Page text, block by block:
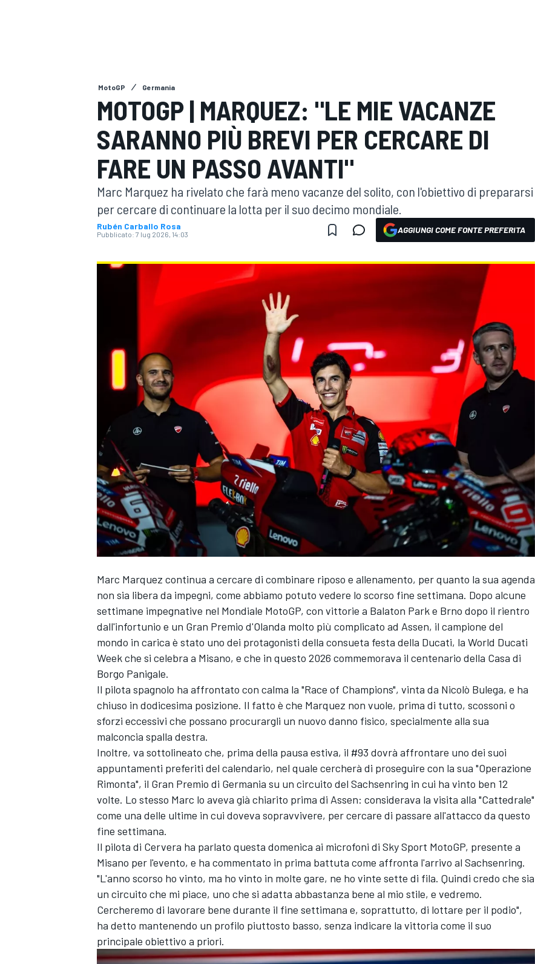
WRC
MONOPOSTO
MotoGP Germania
MOTOGP | MARQUEZ: "LE MIE VACANZE
SARANNO PIÙ BREVI PER CERCARE DI
FARE UN PASSO AVANTI"
Marc Marquez ha rivelato che farà meno vacanze del solito, con l'obiettivo di prepararsi
per cercare di continuare la lotta per il suo decimo mondiale.
Rubén Carballo Rosa
Pubblicato: 7 lug 2026, 14:03 AGGIUNGI COME FONTE PREFERITA
Marc Marquez continua a cercare di combinare riposo e allenamento, per quanto la sua agenda
non sia libera da impegni, come abbiamo potuto vedere lo scorso fine settimana. Dopo alcune
settimane impegnative nel Mondiale MotoGP, con vittorie a Balaton Park e Brno dopo il rientro
dall'infortunio e un Gran Premio d'Olanda molto più complicato ad Assen, il campione del
mondo in carica è stato uno dei protagonisti della consueta festa della Ducati, la World Ducati
Week che si celebra a Misano, e che in questo 2026 commemorava il centenario della Casa di
Borgo Panigale.
Il pilota spagnolo ha affrontato con calma la "Race of Champions", vinta da Nicolò Bulega, e ha
chiuso in dodicesima posizione. Il fatto è che Marquez non vuole, prima di tutto, scossoni o
sforzi eccessivi che possano procurargli un nuovo danno fisico, specialmente alla sua
malconcia spalla destra.
Inoltre, va sottolineato che, prima della pausa estiva, il #93 dovrà affrontare uno dei suoi
appuntamenti preferiti del calendario, nel quale cercherà di proseguire con la sua "Operazione
Rimonta", il Gran Premio di Germania su un circuito del Sachsenring in cui ha vinto ben 12
volte. Lo stesso Marc lo aveva già chiarito prima di Assen: considerava la visita alla "Cattedrale"
come una delle ultime in cui doveva sopravvivere, per cercare di passare all'attacco da questo
fine settimana.
Il pilota di Cervera ha parlato questa domenica ai microfoni di Sky Sport MotoGP, presente a
Misano per l'evento, e ha commentato in prima battuta come affronta l'arrivo al Sachsenring.
"L'anno scorso ho vinto, ma ho vinto in molte gare, ne ho vinte sette di fila. Quindi credo che sia
un circuito che mi piace, uno che si adatta abbastanza bene al mio stile, e vedremo.
Cercheremo di lavorare bene durante il fine settimana e, soprattutto, di lottare per il podio",
ha detto mantenendo un profilo piuttosto basso, senza indicare la vittoria come il suo
principale obiettivo a priori.